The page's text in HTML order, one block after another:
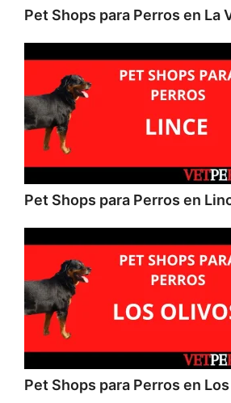
Pet Shops para Perros en La
Pet Shops para Perros en
Pet Shops para Perros en